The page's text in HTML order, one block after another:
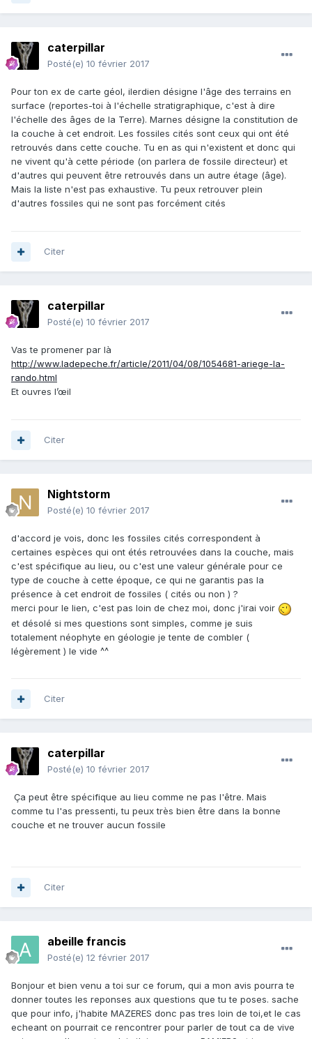
caterpillar
Posté(e) 10 février 2017
Pour ton ex de carte géol, ilerdien désigne l'âge des terrains en
surface (reportes-toi à l'échelle stratigraphique, c'est à dire
l'échelle des âges de la Terre). Marnes désigne la constitution de
la couche à cet endroit. Les fossiles cités sont ceux qui ont été
retrouvés dans cette couche. Tu en as qui n'existent et donc qui
ne vivent qu'à cette période (on parlera de fossile directeur) et
d'autres qui peuvent être retrouvés dans un autre étage (âge).
Mais la liste n'est pas exhaustive. Tu peux retrouver plein
d'autres fossiles qui ne sont pas forcément cités
Citer
caterpillar
Posté(e) 10 février 2017
Vas te promener par là
http://www.ladepeche.fr/article/2011/04/08/1054681-ariege-la-
rando.html
Et ouvres l’œil
Citer
Nightstorm
Posté(e) 10 février 2017
d'accord je vois, donc les fossiles cités correspondent à
certaines espèces qui ont étés retrouvées dans la couche, mais
c'est spécifique au lieu, ou c'est une valeur générale pour ce
type de couche à cette époque, ce qui ne garantis pas la
présence à cet endroit de fossiles ( cités ou non ) ?
merci pour le lien, c'est pas loin de chez moi, donc j'irai voir
et désolé si mes questions sont simples, comme je suis
totalement néophyte en géologie je tente de combler (
légèrement ) le vide ^^
Citer
caterpillar
Posté(e) 10 février 2017
Ça peut être spécifique au lieu comme ne pas l'être. Mais
comme tu l'as pressenti, tu peux très bien être dans la bonne
couche et ne trouver aucun fossile
Citer
abeille francis
Posté(e) 12 février 2017
Bonjour et bien venu a toi sur ce forum, qui a mon avis pourra te
donner toutes les reponses aux questions que tu te poses. sache
que pour info, j'habite MAZERES donc pas tres loin de toi,et le cas
echeant on pourrait ce rencontrer pour parler de tout ca de vive